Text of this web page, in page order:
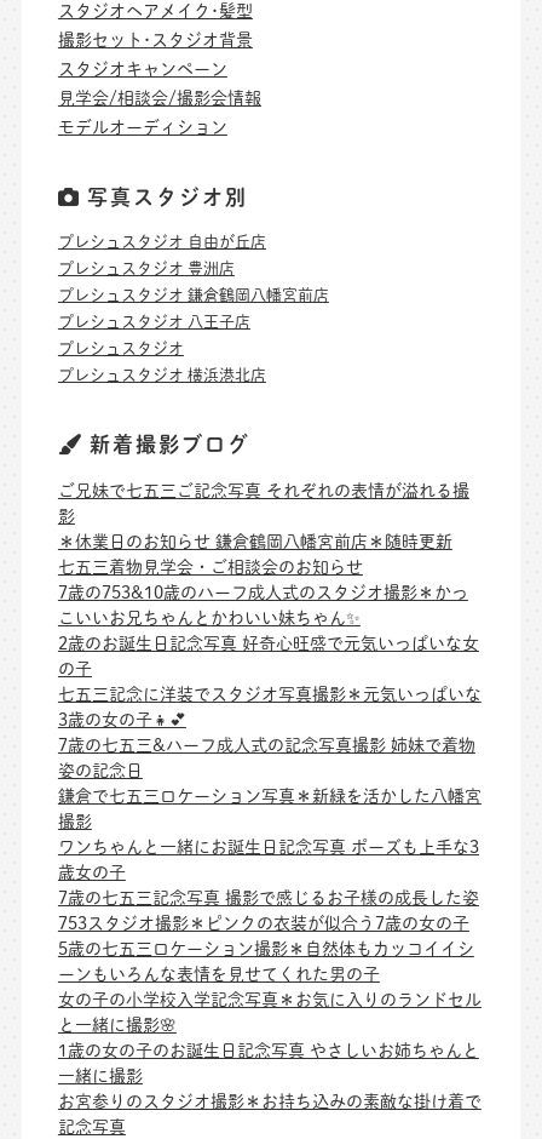
スタジオヘアメイク･髪型
撮影セット･スタジオ背景
スタジオキャンペーン
見学会/相談会/撮影会情報
モデルオーディション
写真スタジオ別
プレシュスタジオ 自由が丘店
プレシュスタジオ 豊洲店
プレシュスタジオ 鎌倉鶴岡八幡宮前店
プレシュスタジオ 八王子店
プレシュスタジオ
プレシュスタジオ 横浜港北店
新着撮影ブログ
ご兄妹で七五三ご記念写真 それぞれの表情が溢れる撮
影
＊休業日のお知らせ 鎌倉鶴岡八幡宮前店＊随時更新
七五三着物見学会・ご相談会のお知らせ
7歳の753&10歳のハーフ成人式のスタジオ撮影＊かっ
こいいお兄ちゃんとかわいい妹ちゃん✨
2歳のお誕生日記念写真 好奇心旺盛で元気いっぱいな女
の子
七五三記念に洋装でスタジオ写真撮影＊元気いっぱいな
3歳の女の子👧💕
7歳の七五三&ハーフ成人式の記念写真撮影 姉妹で着物
姿の記念日
鎌倉で七五三ロケーション写真＊新緑を活かした八幡宮
撮影
ワンちゃんと一緒にお誕生日記念写真 ポーズも上手な3
歳女の子
7歳の七五三記念写真 撮影で感じるお子様の成長した姿
753スタジオ撮影＊ピンクの衣装が似合う7歳の女の子
5歳の七五三ロケーション撮影＊自然体もカッコイイシ
ーンもいろんな表情を見せてくれた男の子
女の子の小学校入学記念写真＊お気に入りのランドセル
と一緒に撮影🌸
1歳の女の子のお誕生日記念写真 やさしいお姉ちゃんと
一緒に撮影
お宮参りのスタジオ撮影＊お持ち込みの素敵な掛け着で
記念写真